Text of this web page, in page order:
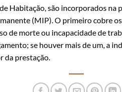
Habitação, são incorporados na
(MIP). O primeiro cobre
de morte ou incapacidade de
se houver mais de um, a
da prestação.